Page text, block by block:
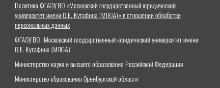
Политика ФГАОУ ВО «Московский государственный юридический
университет имени О.Е. Кутафина (МГЮА)» в отношении обработки
персональных данных
ФГАОУ ВО "Московский государственный юридический университет имени
О.Е. Кутафина (МГЮА)"
Министерство науки и высшего образования Российской Федерации
Министерство образования Оренбургской области